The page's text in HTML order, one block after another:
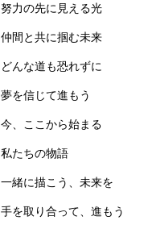
努力の先に見える光
仲間と共に掴む未来
どんな道も恐れずに
夢を信じて進もう
今、ここから始まる
私たちの物語
一緒に描こう、未来を
手を取り合って、進もう